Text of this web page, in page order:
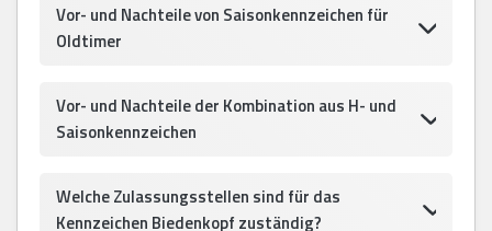
Vor- und Nachteile von Saisonkennzeichen für
Oldtimer
Vor- und Nachteile der Kombination aus H- und
Saisonkennzeichen
Welche Zulassungsstellen sind für das
Kennzeichen Biedenkopf zuständig?